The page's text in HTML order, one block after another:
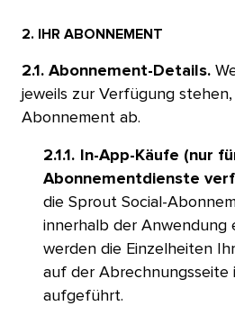
2. IHR ABONNEMENT​​
2.1. Abonnement-Details.
jeweils zur Verfügung
Abonnement ab.​​
2.1.1.​​
In-App-Käufe (nur
Abonnementdienste
die Sprout Social-
innerhalb der Anwendung
werden die Einzelheiten
auf der Abrechnungsseite
aufgeführt.​​